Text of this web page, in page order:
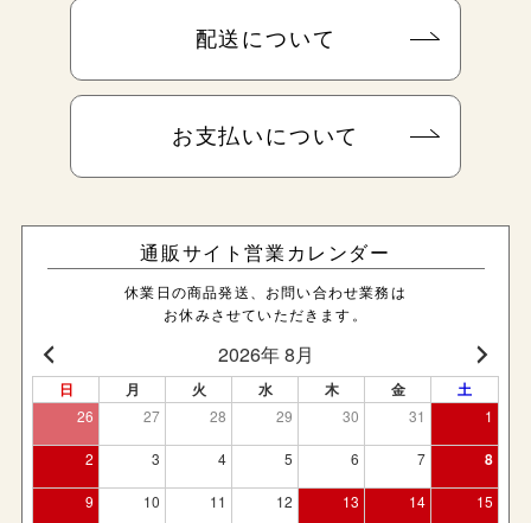
配送について
お支払いについて
通販サイト営業カレンダー
休業日の商品発送、お問い合わせ業務は
お休みさせていただきます。